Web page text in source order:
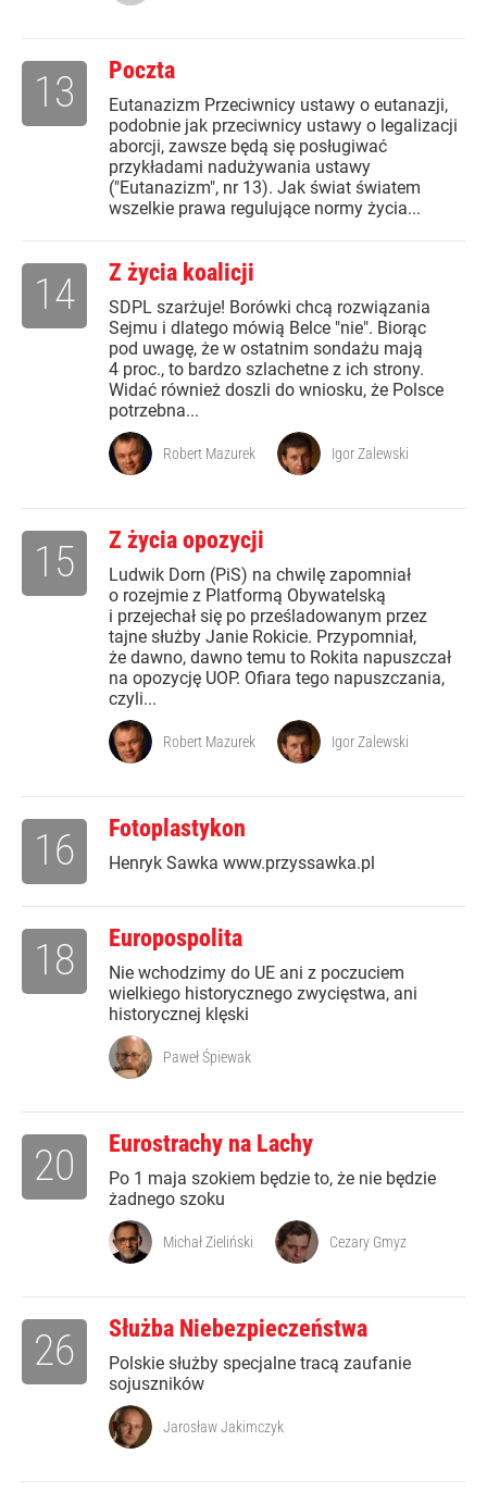
Poczta
Eutanazizm Przeciwnicy ustawy o eutanazji,
podobnie jak przeciwnicy ustawy o legalizacji
aborcji, zawsze będą się posługiwać
przykładami nadużywania ustawy
("Eutanazizm", nr 13). Jak świat światem
wszelkie prawa regulujące normy życia...
13
Z życia koalicji
SDPL szarżuje! Borówki chcą rozwiązania
Sejmu i dlatego mówią Belce "nie". Biorąc
pod uwagę, że w ostatnim sondażu mają
4 proc., to bardzo szlachetne z ich strony.
Widać również doszli do wniosku, że Polsce
potrzebna...
14
Robert Mazurek Igor Zalewski
Z życia opozycji
Ludwik Dorn (PiS) na chwilę zapomniał
o rozejmie z Platformą Obywatelską
i przejechał się po prześladowanym przez
tajne służby Janie Rokicie. Przypomniał,
że dawno, dawno temu to Rokita napuszczał
na opozycję UOP. Ofiara tego napuszczania,
czyli...
15
Robert Mazurek Igor Zalewski
Fotoplastykon
Henryk Sawka www.przyssawka.pl
16
Europospolita
Nie wchodzimy do UE ani z poczuciem
wielkiego historycznego zwycięstwa, ani
historycznej klęski
18
Paweł Śpiewak
Eurostrachy na Lachy
Po 1 maja szokiem będzie to, że nie będzie
żadnego szoku
20
Michał Zieliński Cezary Gmyz
Służba Niebezpieczeństwa
Polskie służby specjalne tracą zaufanie
sojuszników
26
Jarosław Jakimczyk